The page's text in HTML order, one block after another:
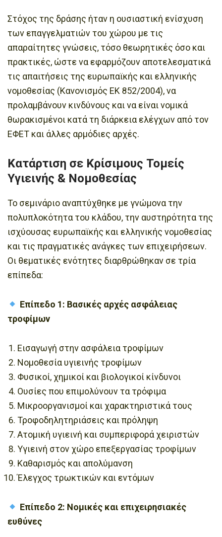
Στόχος της δράσης ήταν η ουσιαστική ενίσχυση
των επαγγελματιών του χώρου με τις
απαραίτητες γνώσεις, τόσο θεωρητικές όσο και
πρακτικές, ώστε να εφαρμόζουν αποτελεσματικά
τις απαιτήσεις της ευρωπαϊκής και ελληνικής
νομοθεσίας (Κανονισμός ΕΚ 852/2004), να
προλαμβάνουν κινδύνους και να είναι νομικά
θωρακισμένοι κατά τη διάρκεια ελέγχων από τον
ΕΦΕΤ και άλλες αρμόδιες αρχές.
Κατάρτιση σε Κρίσιμους Τομείς
Υγιεινής & Νομοθεσίας
Το σεμινάριο αναπτύχθηκε με γνώμονα την
πολυπλοκότητα του κλάδου, την αυστηρότητα της
ισχύουσας ευρωπαϊκής και ελληνικής νομοθεσίας
και τις πραγματικές ανάγκες των επιχειρήσεων.
Οι θεματικές ενότητες διαρθρώθηκαν σε τρία
επίπεδα:
Επίπεδο 1: Βασικές αρχές ασφάλειας
τροφίμων
Εισαγωγή στην ασφάλεια τροφίμων
Νομοθεσία υγιεινής τροφίμων
Φυσικοί, χημικοί και βιολογικοί κίνδυνοι
Ουσίες που επιμολύνουν τα τρόφιμα
Μικροοργανισμοί και χαρακτηριστικά τους
Τροφοδηλητηριάσεις και πρόληψη
Ατομική υγιεινή και συμπεριφορά χειριστών
Υγιεινή στον χώρο επεξεργασίας τροφίμων
Καθαρισμός και απολύμανση
Έλεγχος τρωκτικών και εντόμων
Επίπεδο 2: Νομικές και επιχειρησιακές
ευθύνες